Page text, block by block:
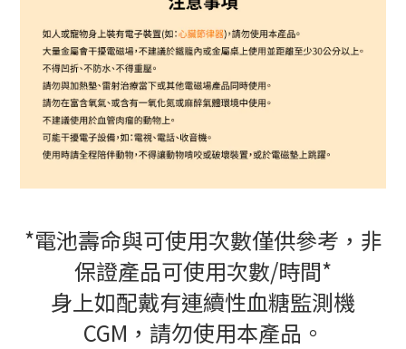
*電池壽命與可使用次數僅供參考，非
保證產品可使用次數/時間*
身上如配戴有連續性血糖監測機
CGM，請勿使用本產品。